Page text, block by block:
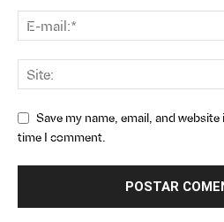
Save my name, email, and
time I comment.